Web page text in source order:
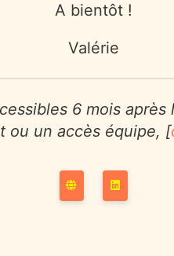
A bientôt !
Valérie
6 mois après
ou un accès équipe, [